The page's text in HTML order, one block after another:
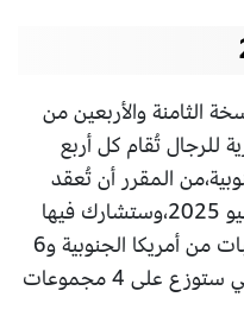
كوبا أمريكا 2025 النسخة الثامنة والأربعين من
للرجال تُقام كل أربع
المقرر أن تُعقد
البطولة في الفترة من يونيو إلى يوليو 2025،وستشارك فيها
16 فريقاً، حيث ستمثل 10 منتخبات من أمريكا الجنوبية و6
منتخبات من أمريكا الشمالية، والتي ستوزع على 4 مجموعات